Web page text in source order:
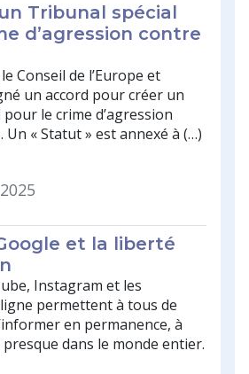
Tribunal spécial
d’agression contre
Conseil de l’Europe et
un accord pour créer un
le crime d’agression
Un « Statut » est annexé à (…)
et la liberté
Instagram et les
permettent à tous de
en permanence, à
dans le monde entier.